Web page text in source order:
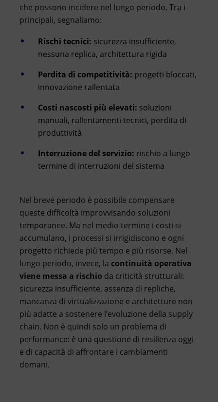
che possono incidere nel lungo periodo. Tra i
principali, segnaliamo:
Rischi tecnici: sicurezza insufficiente,
nessuna replica, architettura rigida
Perdita di competitività: progetti bloccati,
innovazione rallentata
Costi nascosti più elevati: soluzioni
manuali, rallentamenti tecnici, perdita di
produttività
Interruzione del servizio: rischio a lungo
termine di interruzioni del sistema
Nel breve periodo è possibile compensare
queste difficoltà improvvisando soluzioni
temporanee. Ma nel medio termine i costi si
accumulano, i processi si irrigidiscono e ogni
progetto richiede più tempo e più risorse. Nel
lungo periodo, invece, la continuità operativa
viene messa a rischio da criticità strutturali:
sicurezza insufficiente, assenza di repliche,
mancanza di virtualizzazione e architetture non
più adatte a sostenere l’evoluzione della supply
chain. Non è quindi solo un problema di
performance: è una questione di resilienza oggi
e di capacità di affrontare i cambiamenti
domani.